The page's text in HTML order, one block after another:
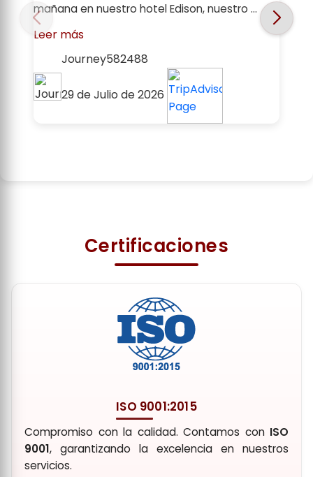
mañana en nuestro hotel Edison, nuestro ...
Leer más
Journey582488
29 de Julio de 2026
1 / 20
Certificaciones
ISO 9001:2015
Compromiso con la calidad. Contamos con ISO
9001, garantizando la excelencia en nuestros
servicios.